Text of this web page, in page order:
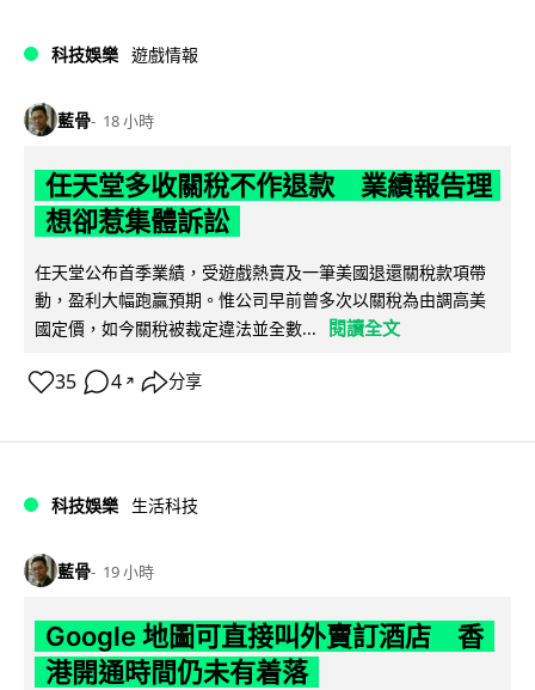
科技娛樂 遊戲情報
藍骨 18 小時
任天堂多收關稅不作退款 業績報告理
想卻惹集體訴訟
任天堂公布首季業績，受遊戲熱賣及一筆美國退還關稅款項帶
動，盈利大幅跑贏預期。惟公司早前曾多次以關稅為由調高美
國定價，如今關稅被裁定違法並全數...
閱讀全文
35 4 ↗ 分享
科技娛樂 生活科技
藍骨 19 小時
Google 地圖可直接叫外賣訂酒店 香
港開通時間仍未有着落